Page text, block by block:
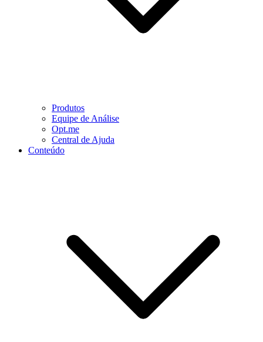
Produtos
Equipe de Análise
Opt.me
Central de Ajuda
Conteúdo